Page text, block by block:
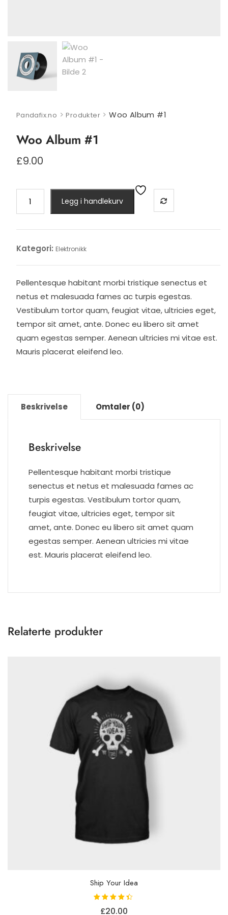
Pandafix.no >Produkter>Woo Album #1
Woo Album #1
£9.00
Album
antall
Legg i handlekurv
Kategori: Elektronikk
Pellentesque habitant morbi tristique senectus et
netus et malesuada fames ac turpis egestas.
Vestibulum tortor quam, feugiat vitae, ultricies eget,
tempor sit amet, ante. Donec eu libero sit amet
quam egestas semper. Aenean ultricies mi vitae est.
Mauris placerat eleifend leo.
Beskrivelse Omtaler (0)
Beskrivelse
Pellentesque habitant morbi tristique
senectus et netus et malesuada fames ac
turpis egestas. Vestibulum tortor quam,
feugiat vitae, ultricies eget, tempor sit
amet, ante. Donec eu libero sit amet quam
egestas semper. Aenean ultricies mi vitae
est. Mauris placerat eleifend leo.
Relaterte produkter
Ship Your Idea
4.33
£20.00